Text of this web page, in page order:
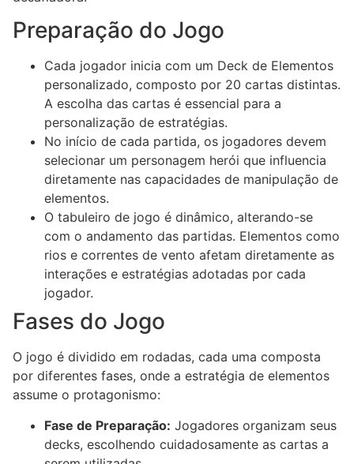
Preparação do Jogo
Cada jogador inicia com um Deck de Elementos
personalizado, composto por 20 cartas distintas.
A escolha das cartas é essencial para a
personalização de estratégias.
No início de cada partida, os jogadores devem
selecionar um personagem herói que influencia
diretamente nas capacidades de manipulação de
elementos.
O tabuleiro de jogo é dinâmico, alterando-se
com o andamento das partidas. Elementos como
rios e correntes de vento afetam diretamente as
interações e estratégias adotadas por cada
jogador.
Fases do Jogo
O jogo é dividido em rodadas, cada uma composta
por diferentes fases, onde a estratégia de elementos
assume o protagonismo:
Fase de Preparação: Jogadores organizam seus
decks, escolhendo cuidadosamente as cartas a